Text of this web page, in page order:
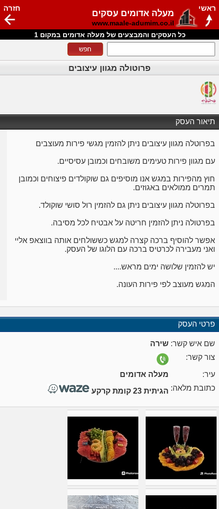
מעלה אדומים עסקים
www.maale-adumim.co.il
חזרה ראשי
כל העסקים והמבצעים של מעלה אדומים במקום 1
פרוטולה מגוון עיצובים
תיאור העסק
בפרוטלה מגוון עיצובים ניתן להזמין מגשי פירות מעוצבים
עם מגוון פירות טעימים משובחים וכמובן עסיסיים.
חוץ מהפירות במגש אנו מוסיפים גם שוקולדים פיצוחים וכמובן
תמרים ממולאים באגוזים.
בפרוטלה מגוון עיצובים ניתן גם להזמין רול סושי שוקולד.
בפרטולה ניתן להזמין חריטה על אבטיח לכל מסיבה.
אפשר להוסיף ברכה קצרה למגש כששולחים אותה בווצאפ אליי
ואני מעבירה לכרטיס ברכה עם הלוגו של העסק.
יש להזמין שלושה ימים מראש....
המגש מעוצב לפי פירות העונה.
פרטי העסק
שם איש קשר: שירה
צור קשר:
עיר:
מעלה אדומים
כתובת מלאה: הגיתית 23 קומת קרקע